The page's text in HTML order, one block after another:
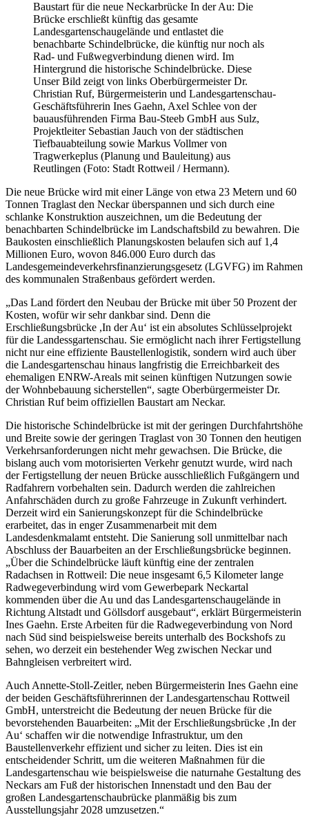
Baustart für die neue Neckarbrücke In der Au: Die
Brücke erschließt künftig das gesamte
Landesgartenschaugelände und entlastet die
benachbarte Schindelbrücke, die künftig nur noch als
Rad- und Fußwegverbindung dienen wird. Im
Hintergrund die historische Schindelbrücke. Diese
Unser Bild zeigt von links Oberbürgermeister Dr.
Christian Ruf, Bürgermeisterin und Landesgartenschau-
Geschäftsführerin Ines Gaehn, Axel Schlee von der
bauausführenden Firma Bau-Steeb GmbH aus Sulz,
Projektleiter Sebastian Jauch von der städtischen
Tiefbauabteilung sowie Markus Vollmer von
Tragwerkeplus (Planung und Bauleitung) aus
Reutlingen (Foto: Stadt Rottweil / Hermann).
Die neue Brücke wird mit einer Länge von etwa 23 Metern und 60
Tonnen Traglast den Neckar überspannen und sich durch eine
schlanke Konstruktion auszeichnen, um die Bedeutung der
benachbarten Schindelbrücke im Landschaftsbild zu bewahren. Die
Baukosten einschließlich Planungskosten belaufen sich auf 1,4
Millionen Euro, wovon 846.000 Euro durch das
Landesgemeindeverkehrsfinanzierungsgesetz (LGVFG) im Rahmen
des kommunalen Straßenbaus gefördert werden.
„Das Land fördert den Neubau der Brücke mit über 50 Prozent der
Kosten, wofür wir sehr dankbar sind. Denn die
Erschließungsbrücke ,In der Au‘ ist ein absolutes Schlüsselprojekt
für die Landessgartenschau. Sie ermöglicht nach ihrer Fertigstellung
nicht nur eine effiziente Baustellenlogistik, sondern wird auch über
die Landesgartenschau hinaus langfristig die Erreichbarkeit des
ehemaligen ENRW-Areals mit seinen künftigen Nutzungen sowie
der Wohnbebauung sicherstellen“, sagte Oberbürgermeister Dr.
Christian Ruf beim offiziellen Baustart am Neckar.
Die historische Schindelbrücke ist mit der geringen Durchfahrtshöhe
und Breite sowie der geringen Traglast von 30 Tonnen den heutigen
Verkehrsanforderungen nicht mehr gewachsen. Die Brücke, die
bislang auch vom motorisierten Verkehr genutzt wurde, wird nach
der Fertigstellung der neuen Brücke ausschließlich Fußgängern und
Radfahrern vorbehalten sein. Dadurch werden die zahlreichen
Anfahrschäden durch zu große Fahrzeuge in Zukunft verhindert.
Derzeit wird ein Sanierungskonzept für die Schindelbrücke
erarbeitet, das in enger Zusammenarbeit mit dem
Landesdenkmalamt entsteht. Die Sanierung soll unmittelbar nach
Abschluss der Bauarbeiten an der Erschließungsbrücke beginnen.
„Über die Schindelbrücke läuft künftig eine der zentralen
Radachsen in Rottweil: Die neue insgesamt 6,5 Kilometer lange
Radwegeverbindung wird vom Gewerbepark Neckartal
kommenden über die Au und das Landesgartenschaugelände in
Richtung Altstadt und Göllsdorf ausgebaut“, erklärt Bürgermeisterin
Ines Gaehn. Erste Arbeiten für die Radwegeverbindung von Nord
nach Süd sind beispielsweise bereits unterhalb des Bockshofs zu
sehen, wo derzeit ein bestehender Weg zwischen Neckar und
Bahngleisen verbreitert wird.
Auch Annette-Stoll-Zeitler, neben Bürgermeisterin Ines Gaehn eine
der beiden Geschäftsführerinnen der Landesgartenschau Rottweil
GmbH, unterstreicht die Bedeutung der neuen Brücke für die
bevorstehenden Bauarbeiten: „Mit der Erschließungsbrücke ,In der
Au‘ schaffen wir die notwendige Infrastruktur, um den
Baustellenverkehr effizient und sicher zu leiten. Dies ist ein
entscheidender Schritt, um die weiteren Maßnahmen für die
Landesgartenschau wie beispielsweise die naturnahe Gestaltung des
Neckars am Fuß der historischen Innenstadt und den Bau der
großen Landesgartenschaubrücke planmäßig bis zum
Ausstellungsjahr 2028 umzusetzen.“